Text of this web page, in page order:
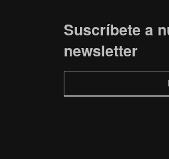
Suscríbete a
newsletter